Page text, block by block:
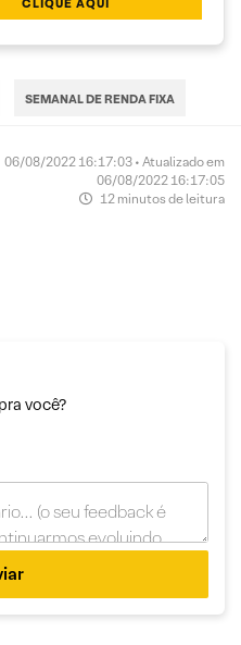
CLIQUE AQUI
SEMANAL DE RENDA FIXA
06/08/2022 16:17:03 • Atualizado em
06/08/2022 16:17:05
12 minutos de leitura
você?